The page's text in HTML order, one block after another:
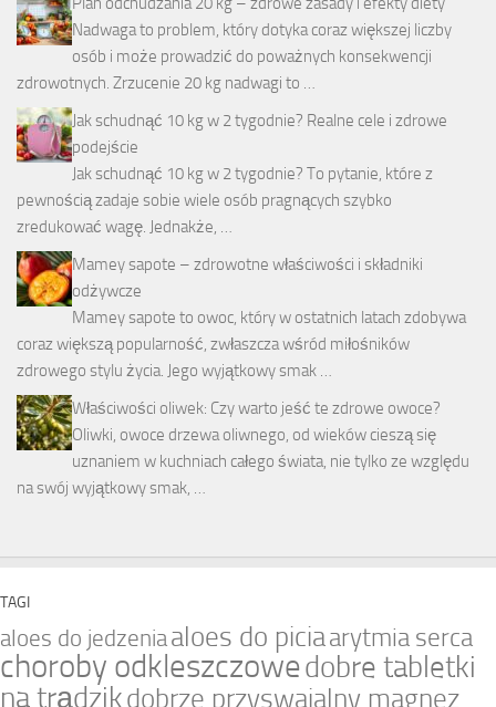
Nadwaga to problem, który dotyka coraz większej liczby
osób i może prowadzić do poważnych konsekwencji
zdrowotnych. Zrzucenie 20 kg nadwagi to …
Jak schudnąć 10 kg w 2 tygodnie? Realne cele i zdrowe
podejście
Jak schudnąć 10 kg w 2 tygodnie? To pytanie, które z
pewnością zadaje sobie wiele osób pragnących szybko
zredukować wagę. Jednakże, …
Mamey sapote – zdrowotne właściwości i składniki
odżywcze
Mamey sapote to owoc, który w ostatnich latach zdobywa
coraz większą popularność, zwłaszcza wśród miłośników
zdrowego stylu życia. Jego wyjątkowy smak …
Właściwości oliwek: Czy warto jeść te zdrowe owoce?
Oliwki, owoce drzewa oliwnego, od wieków cieszą się
uznaniem w kuchniach całego świata, nie tylko ze względu
na swój wyjątkowy smak, …
TAGI
aloes do jedzenia aloes do piciaarytmia serca
choroby odkleszczowedobre tabletki
na trądzikdobrze przyswajalny magnez